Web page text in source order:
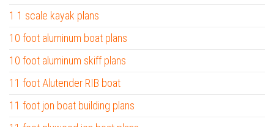
1 1 scale kayak plans
10 foot aluminum boat plans
10 foot aluminum skiff plans
11 foot Alutender RIB boat
11 foot jon boat building plans